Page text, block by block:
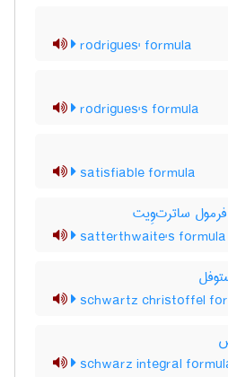
rodrigues' formula
rodrigues's formula
satisfiable formula
ساترت‌وِیت
satterthwaite's formula
schwartz christoffel
schwarz integral